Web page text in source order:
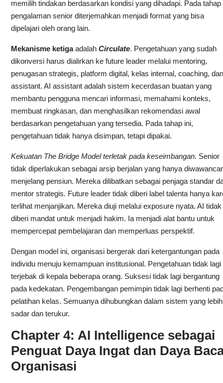
memilih tindakan berdasarkan kondisi yang dihadapi. Pada tahap
pengalaman senior diterjemahkan menjadi format yang bisa
dipelajari oleh orang lain.
Mekanisme ketigaadalah Circulate. Pengetahuan yang sudah
dikonversi harus dialirkan ke future leader melalui mentoring,
penugasan strategis, platform digital, kelas internal, coaching,
assistant. AI assistant adalah sistem kecerdasan buatan yang
membantu pengguna mencari informasi, memahami konteks,
membuat ringkasan, dan menghasilkan rekomendasi awal
berdasarkan pengetahuan yang tersedia. Pada tahap ini,
pengetahuan tidak hanya disimpan, tetapi dipakai.
Kekuatan The Bridge Model terletak pada keseimbangan. Senior
tidak diperlakukan sebagai arsip berjalan yang hanya
menjelang pensiun. Mereka dilibatkan sebagai penjaga standar
mentor strategis. Future leader tidak diberi label talenta hanya
terlihat menjanjikan. Mereka diuji melalui exposure nyata. AI tidak
diberi mandat untuk menjadi hakim. Ia menjadi alat bantu untuk
mempercepat pembelajaran dan memperluas perspektif.
Dengan model ini, organisasi bergerak dari ketergantungan pada
individu menuju kemampuan institusional. Pengetahuan tidak lagi
terjebak di kepala beberapa orang. Suksesi tidak lagi bergantung
pada kedekatan. Pengembangan pemimpin tidak lagi berhenti
pelatihan kelas. Semuanya dihubungkan dalam sistem yang lebih
sadar dan terukur.
Chapter 4: AI Intelligence sebagai
Penguat Daya Ingat dan Daya
Organisasi